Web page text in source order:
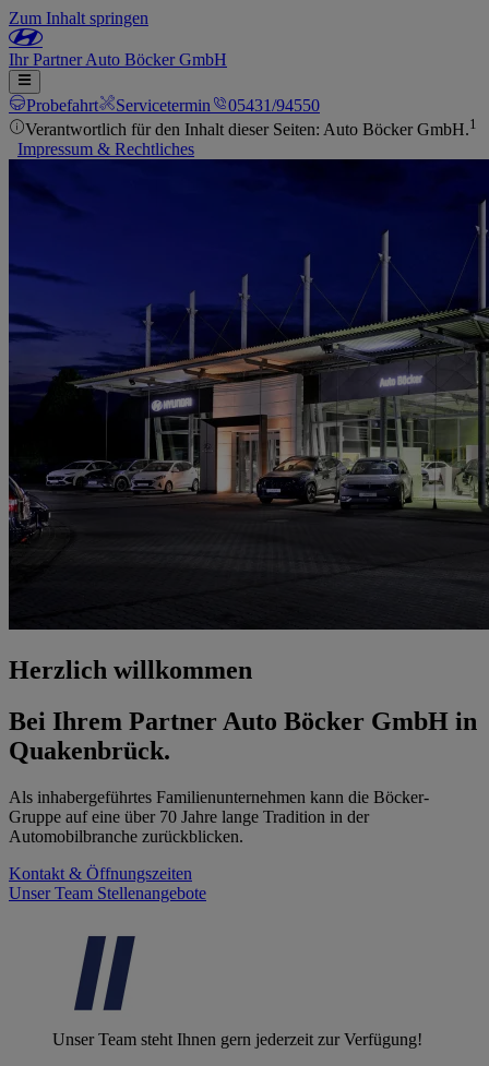
Zum Inhalt springen
IhrPartnerAuto Böcker GmbH
Probefahrt Servicetermin
05431/94550
Verantwortlich für den Inhalt dieser Seiten: Auto Böcker GmbH.1
Impressum & Rechtliches
Herzlich willkommen
Bei Ihrem Partner Auto Böcker GmbH in
Quakenbrück.
Als inhabergeführtes Familienunternehmen kann die Böcker-
Gruppe auf eine über 70 Jahre lange Tradition in der
Automobilbranche zurückblicken.
Kontakt & Öffnungszeiten
Unser Team Stellenangebote
Unser Team steht Ihnen gern jederzeit zur Verfügung!